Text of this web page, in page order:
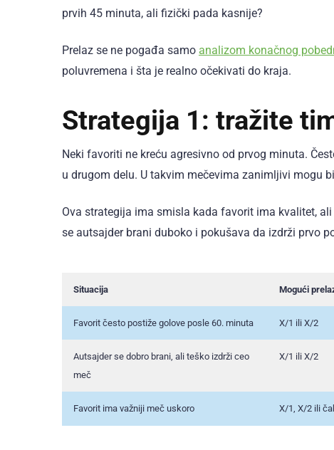
prvih 45 minuta, ali fizički pada kasnije?
Prelaz se ne pogađa samo analizom konačnog
poluvremena i šta je realno očekivati do kraja.
Strategija 1: tražite
Neki favoriti ne kreću agresivno od prvog minuta.
u drugom delu. U takvim mečevima zanimljivi mogu
Ova strategija ima smisla kada favorit ima kvalitet,
se autsajder brani duboko i pokušava da izdrži prvo
Situacija Mogući
Favorit često postiže golove posle 60. minuta X/1 ili X/2
Autsajder se dobro brani, ali teško izdrži ceo
meč
X/1 ili X/2
Favorit ima važniji meč uskoro X/1, X/2 ili